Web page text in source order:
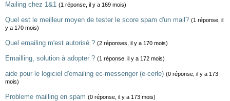
Mailing chez 1&1 (1 réponse, il y a 169 mois)
Quel est le meilleur moyen de tester le score spam d'un mail? (1 réponse, il
y a 170 mois)
Quel emailing m'est autorisé ? (2 réponses, il y a 170 mois)
Emailling, solution à adopter ? (1 réponse, il y a 172 mois)
aide pour le logiciel d'emailing ec-messenger (e-cerle) (0 réponse, il y a 173
mois)
Probleme mailling en spam (0 réponse, il y a 173 mois)